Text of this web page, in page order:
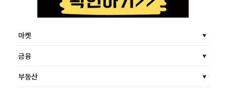
마켓
금융
부동산